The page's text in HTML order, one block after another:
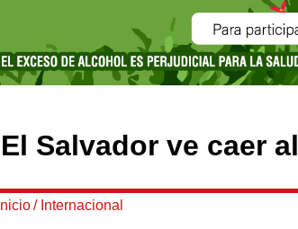
El Salvador ve caer
Inicio/ Internacional